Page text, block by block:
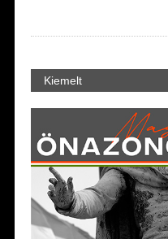
Kiemelt